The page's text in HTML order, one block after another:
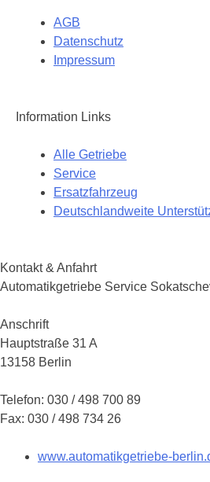
AGB
Datenschutz
Impressum
Information Links
Alle Getriebe
Service
Ersatzfahrzeug
Deutschlandweite
Kontakt & Anfahrt
Automatikgetriebe Service
Anschrift
Hauptstraße 31 A
13158 Berlin
Telefon: 030 / 498 700 89
Fax: 030 / 498 734 26
www.automatikgetriebe-